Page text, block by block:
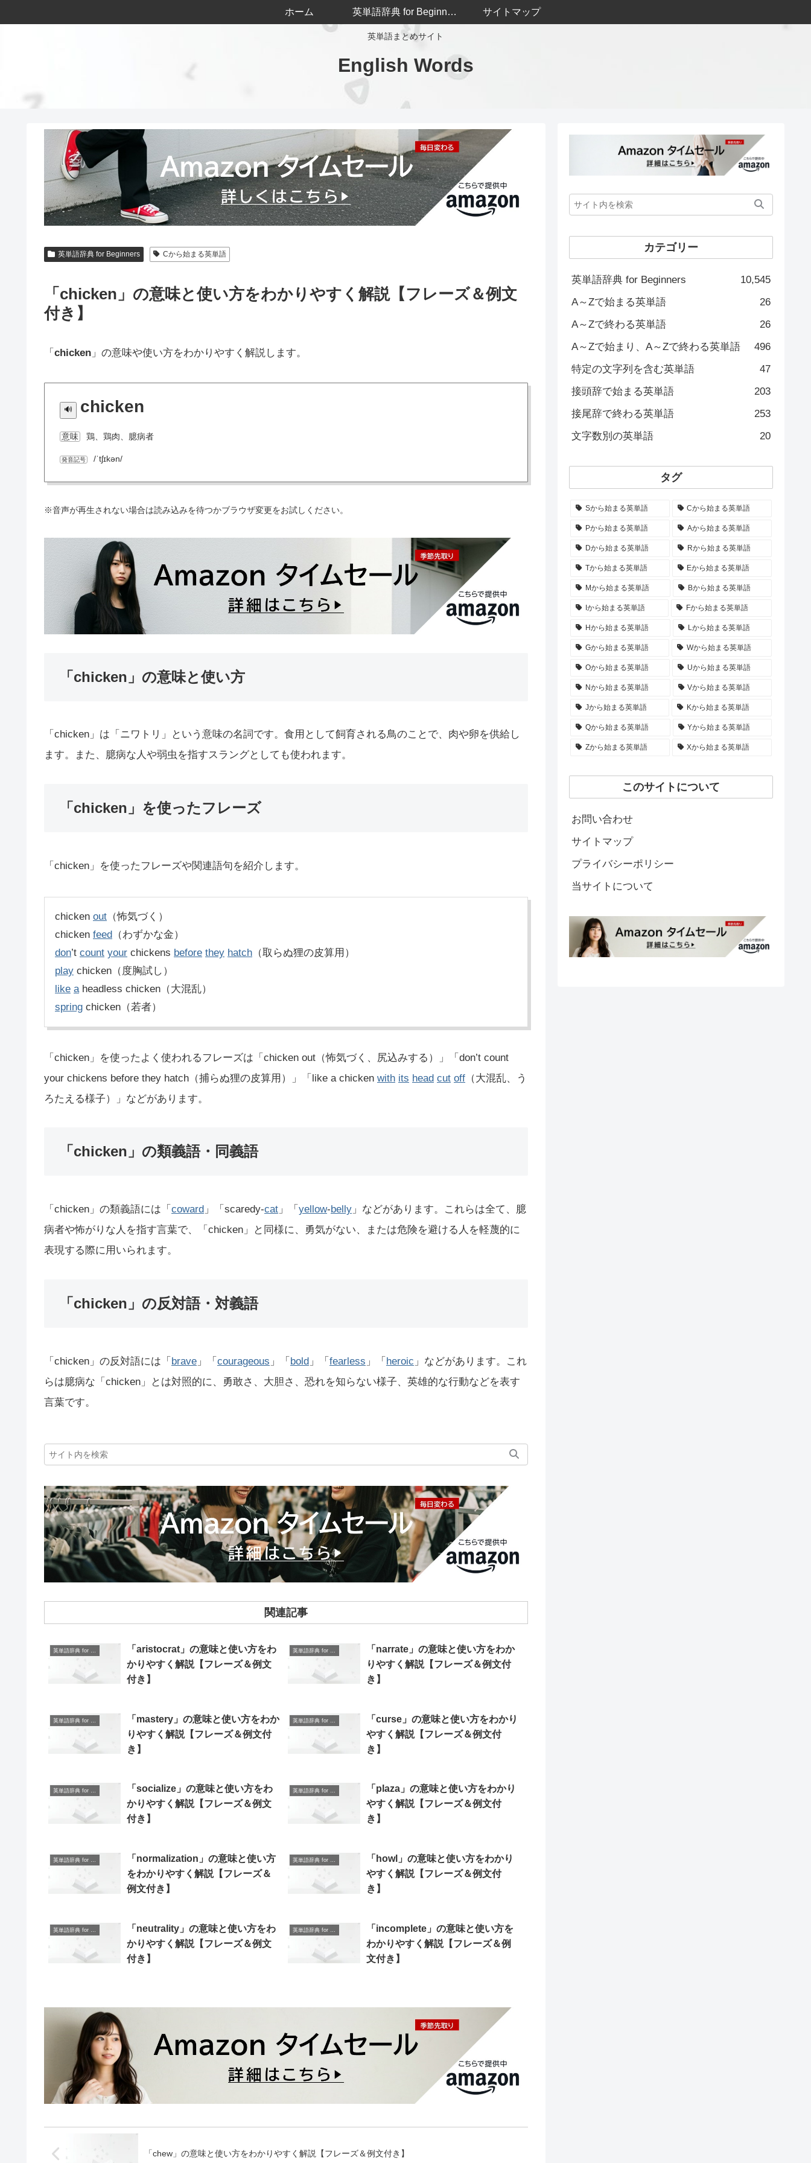
英単語まとめサイト
English Words
ホーム 英単語辞典 for Beginners サイトマップ
英単語辞典 for Beginners Cから始まる英単語
「chicken」の意味と使い方をわかりやすく解説【フレーズ＆例文
付き】
「 chicken 」の意味や使い方をわかりやすく解説します。
chicken
意味 鶏、鶏肉、臆病者
発音記号 /ˈtʃɪkən/
※音声が再生されない場合は読み込みを待つかブラウザ変更をお試しください。
「chicken」の意味と使い方
「chicken」は「ニワトリ」という意味の名詞です。食用として飼育される鳥のことで、肉や卵を供給し
ます。また、臆病な人や弱虫を指すスラングとしても使われます。
「chicken」を使ったフレーズ
「chicken」を使ったフレーズや関連語句を紹介します。
chicken out （怖気づく）
chicken feed （わずかな金）
don’t count your chickens before they hatch （取らぬ狸の皮算用）
play chicken（度胸試し）
like aheadless chicken（大混乱）
spring chicken（若者）
「chicken」を使ったよく使われるフレーズは「chicken out（怖気づく、尻込みする）」「don’t count
your chickens before they hatch（捕らぬ狸の皮算用）」「like a chicken with its head cut off （大混乱、う
ろたえる様子）」などがあります。
「chicken」の類義語・同義語
「chicken」の類義語には「 coward 」「scaredy-cat 」「 yellow-belly 」などがあります。これらは全て、臆
病者や怖がりな人を指す言葉で、「chicken」と同様に、勇気がない、または危険を避ける人を軽蔑的に
表現する際に用いられます。
「chicken」の反対語・対義語
「chicken」の反対語には「 brave 」「 courageous 」「 bold 」「 fearless 」「 heroic 」などがあります。これ
らは臆病な「chicken」とは対照的に、勇敢さ、大胆さ、恐れを知らない様子、英雄的な行動などを表す
言葉です。
関連記事
「aristocrat」の意味と使い方をわ
かりやすく解説【フレーズ＆例文
付き】
「narrate」の意味と使い方をわか
りやすく解説【フレーズ＆例文付
き】
「mastery」の意味と使い方をわか
りやすく解説【フレーズ＆例文付
き】
「curse」の意味と使い方をわかり
やすく解説【フレーズ＆例文付
き】
「socialize」の意味と使い方をわ
かりやすく解説【フレーズ＆例文
付き】
「plaza」の意味と使い方をわかり
やすく解説【フレーズ＆例文付
き】
英単語辞典 for Beginners
「normalization」の意味と使い方
をわかりやすく解説【フレーズ＆
例文付き】
英単語辞典 for Beginners
「howl」の意味と使い方をわかり
やすく解説【フレーズ＆例文付
き】
英単語辞典 for Beginners
「neutrality」の意味と使い方をわ
かりやすく解説【フレーズ＆例文
付き】
英単語辞典 for Beginners
「incomplete」の意味と使い方を
わかりやすく解説【フレーズ＆例
文付き】
「chew」の意味と使い方をわかりやすく解説【フレーズ＆例文付き】
カテゴリー
英単語辞典 for Beginners
10,545
A～Zで始まる英単語
26
A～Zで終わる英単語
26
A～Zで始まり、A～Zで終わる英単語
496
特定の文字列を含む英単語
47
接頭辞で始まる英単語
203
接尾辞で終わる英単語
253
文字数別の英単語
20
タグ
Sから始まる英単語 Cから始まる英単語
Pから始まる英単語 Aから始まる英単語
Dから始まる英単語 Rから始まる英単語
Tから始まる英単語 Eから始まる英単語
Mから始まる英単語 Bから始まる英単語
Iから始まる英単語 Fから始まる英単語
Hから始まる英単語 Lから始まる英単語
Gから始まる英単語 Wから始まる英単語
Oから始まる英単語 Uから始まる英単語
Nから始まる英単語 Vから始まる英単語
Jから始まる英単語 Kから始まる英単語
Qから始まる英単語 Yから始まる英単語
Zから始まる英単語 Xから始まる英単語
このサイトについて
お問い合わせ
サイトマップ
プライバシーポリシー
当サイトについて